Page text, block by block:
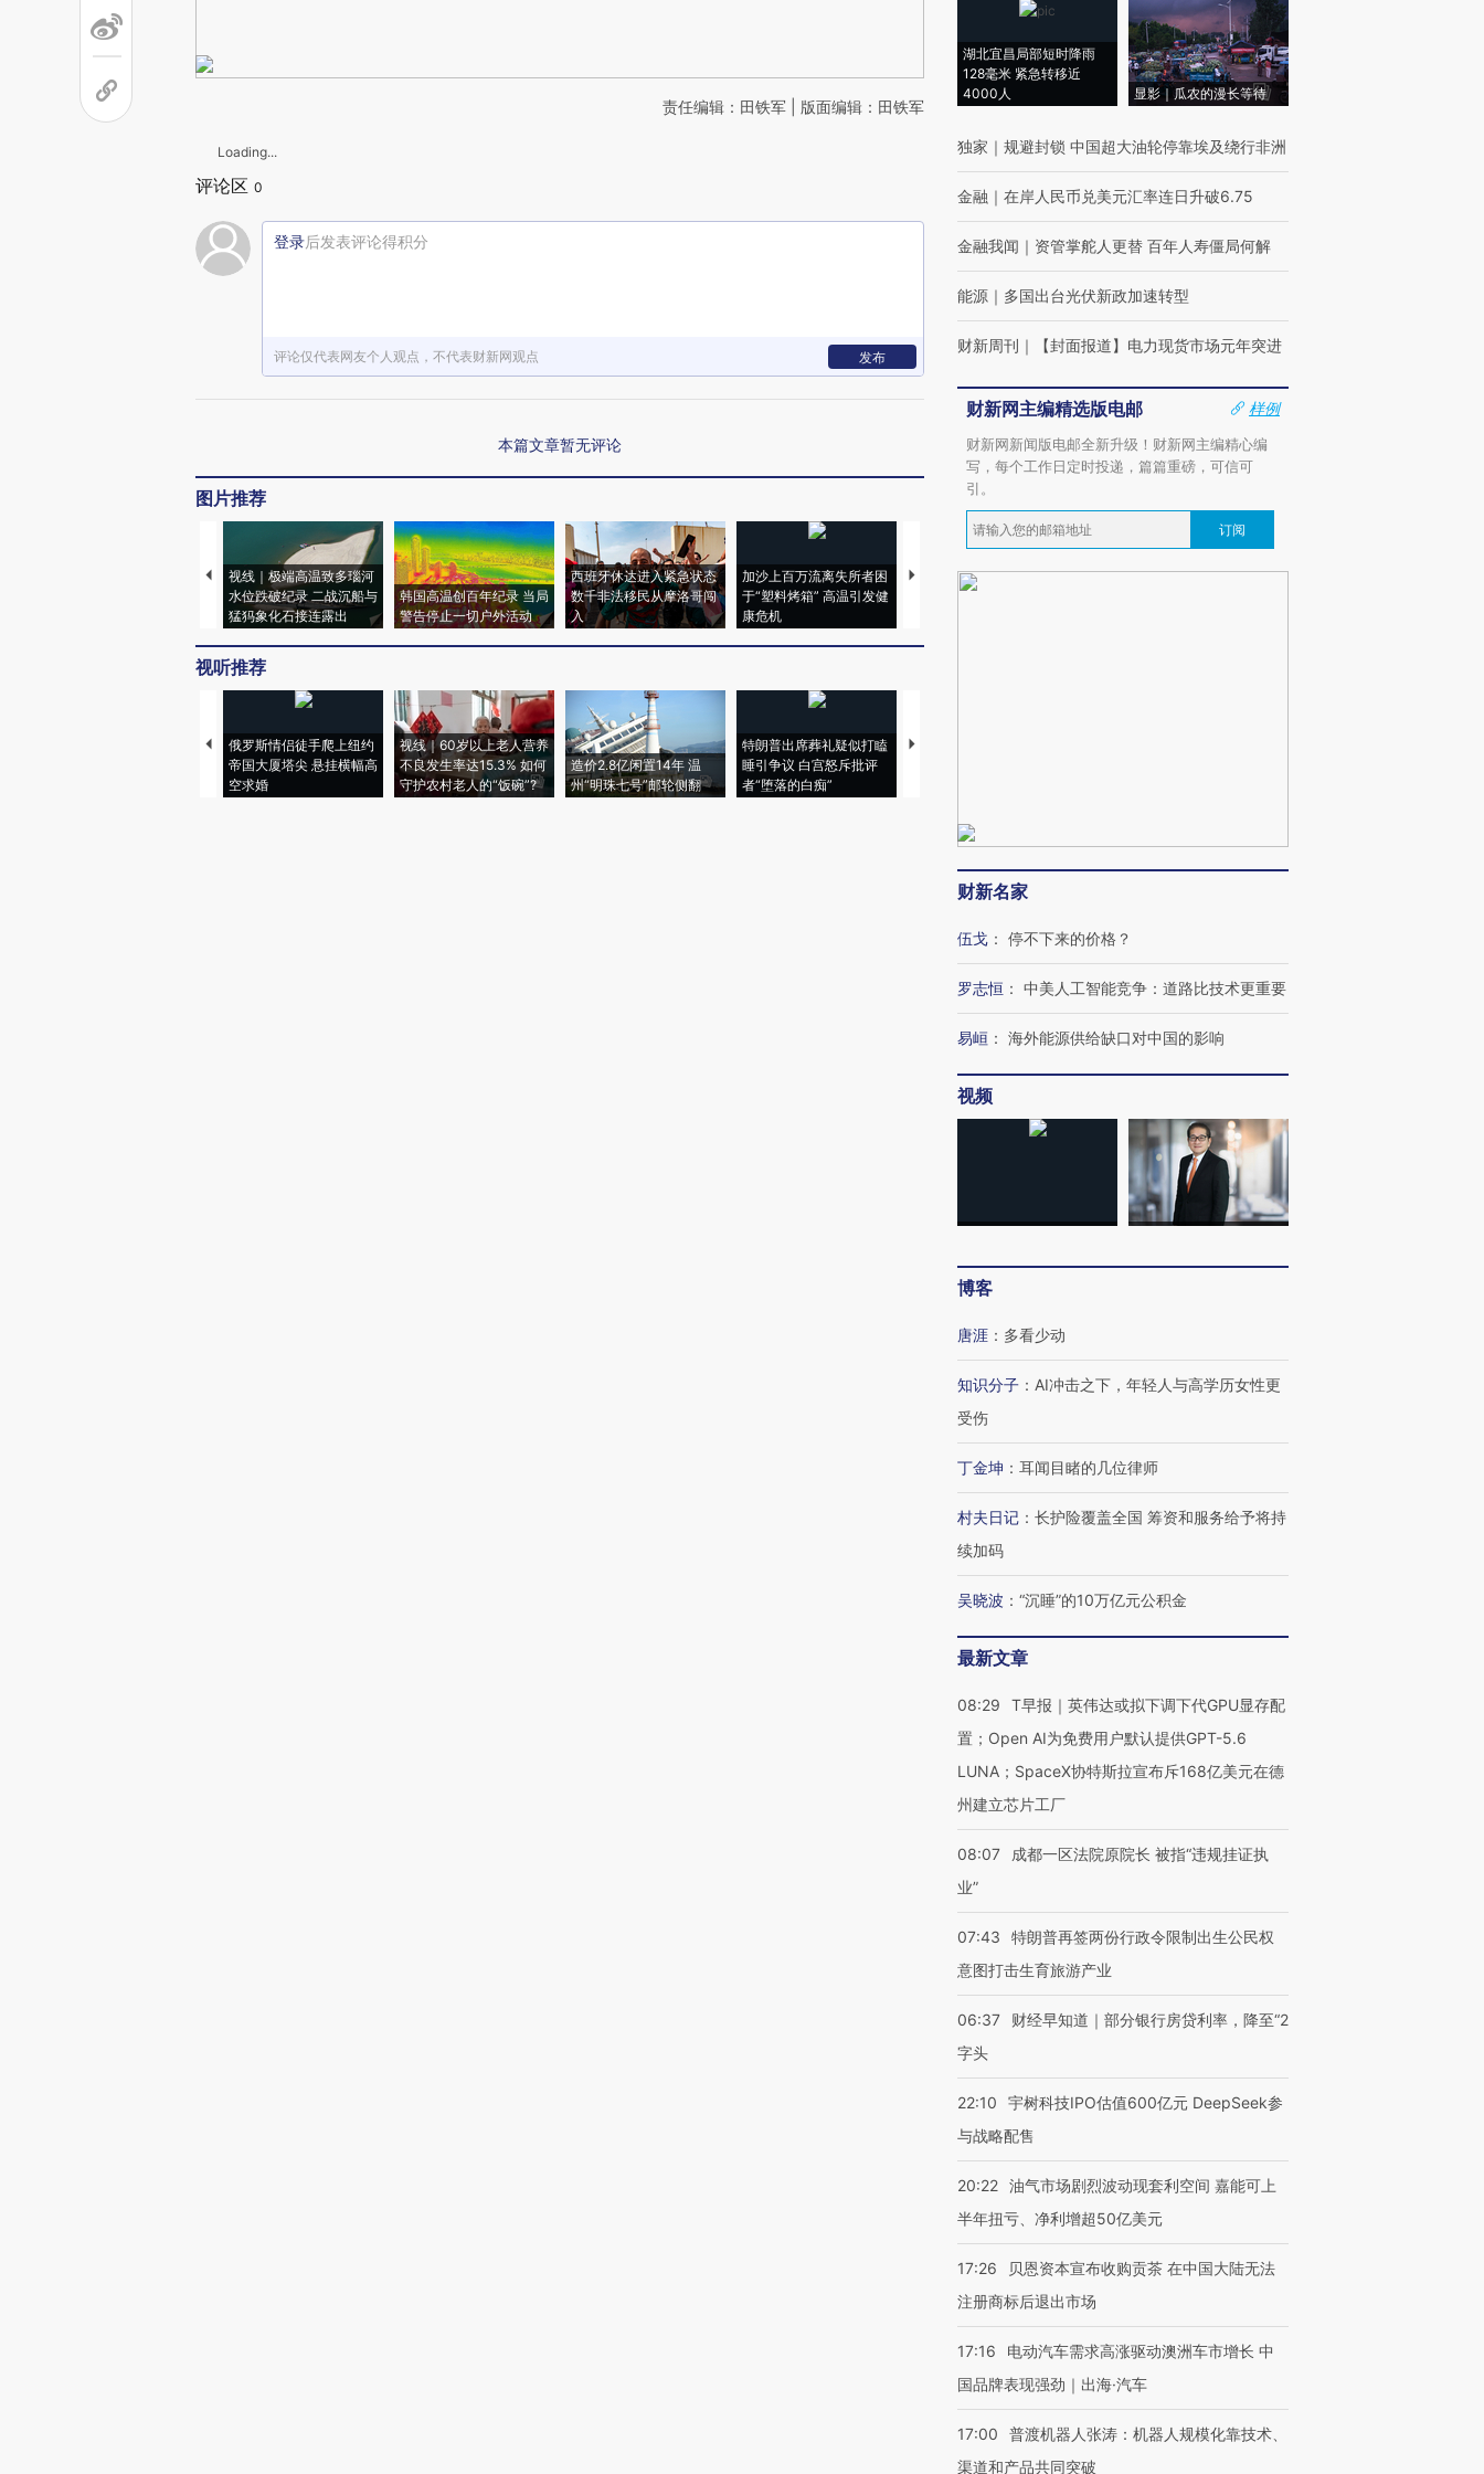
责任编辑：田铁军 | 版面编辑：田铁军
Loading...
评论区 0
登录后发表评论得积分
评论仅代表网友个人观点，不代表财新网观点 发布
本篇文章暂无评论
图片推荐
视线｜极端高温致多瑙河
水位跌破纪录 二战沉船与
猛犸象化石接连露出
韩国高温创百年纪录 当局
警告停止一切户外活动
西班牙休达进入紧急状态
数千非法移民从摩洛哥闯
入
加沙上百万流离失所者困
于“塑料烤箱” 高温引发健
康危机
视线｜HYROX的吸金
术：是什么让中产们甘
马航飞行员跨国走私7万
视线｜被称为“蟑螂”的印
视听推荐
俄罗斯情侣徒手爬上纽约
帝国大厦塔尖 悬挂横幅高
空求婚
视线｜60岁以上老人营养
不良发生率达15.3% 如何
守护农村老人的“饭碗”?
造价2.8亿闲置14年 温
州“明珠七号”邮轮侧翻
特朗普出席葬礼疑似打瞌
睡引争议 白宫怒斥批评
者“堕落的白痴”
视线｜全球最热百城独占
湖北宜昌局部短时降雨
128毫米 紧急转移近
4000人
显影｜瓜农的漫长等待
独家 ｜ 规避封锁 中国超大油轮停靠埃及绕行非洲
金融 ｜ 在岸人民币兑美元汇率连日升破6.75
金融我闻 ｜ 资管掌舵人更替 百年人寿僵局何解
能源 ｜ 多国出台光伏新政加速转型
财新周刊 ｜ 【封面报道】电力现货市场元年突进
财新网主编精选版电邮
样例
财新网新闻版电邮全新升级！财新网主编精心编
写，每个工作日定时投递，篇篇重磅，可信可
引。
订阅
财新名家
伍戈 ： 停不下来的价格？
罗志恒 ： 中美人工智能竞争：道路比技术更重要
易峘 ： 海外能源供给缺口对中国的影响
视频
博客
唐涯 ： 多看少动
知识分子 ： AI冲击之下，年轻人与高学历女性更
受伤
丁金坤 ： 耳闻目睹的几位律师
村夫日记 ： 长护险覆盖全国 筹资和服务给予将持
续加码
吴晓波 ： “沉睡”的10万亿元公积金
最新文章
08:29
T早报｜英伟达或拟下调下代GPU显存配
置；Open AI为免费用户默认提供GPT-5.6
LUNA；SpaceX协特斯拉宣布斥168亿美元在德
州建立芯片工厂
08:07
成都一区法院原院长 被指“违规挂证执
业”
07:43
特朗普再签两份行政令限制出生公民权
意图打击生育旅游产业
06:37
财经早知道｜部分银行房贷利率，降至“2
字头
22:10
宇树科技IPO估值600亿元 DeepSeek参
与战略配售
20:22 油气市场剧烈波动现套利空间 嘉能可上
半年扭亏、净利增超50亿美元
17:26
贝恩资本宣布收购贡茶 在中国大陆无法
注册商标后退出市场
17:16
电动汽车需求高涨驱动澳洲车市增长 中
国品牌表现强劲｜出海·汽车
17:00
普渡机器人张涛：机器人规模化靠技术、
渠道和产品共同突破